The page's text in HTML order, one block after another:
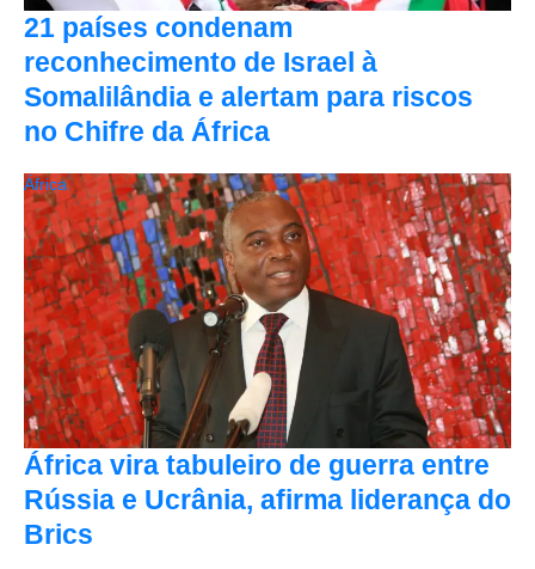
21 países condenam
reconhecimento de Israel à
Somalilândia e alertam para riscos
no Chifre da África
África vira tabuleiro de guerra entre
Rússia e Ucrânia, afirma liderança do
Brics
África